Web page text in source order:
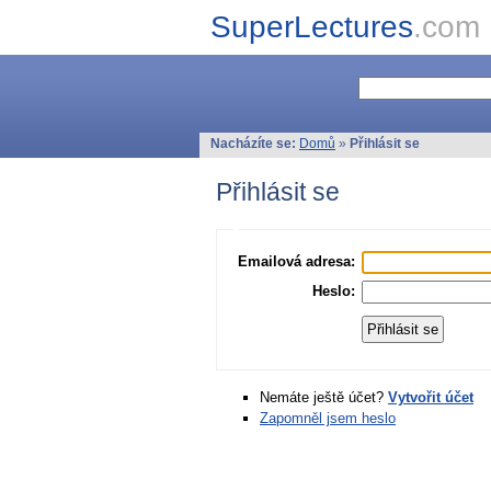
SuperLectures.com
Nacházíte se: Domů » Přihlásit se
Přihlásit se
Emailová adresa:
Heslo:
Nemáte ještě účet? Vytvořit účet
Zapomněl jsem heslo